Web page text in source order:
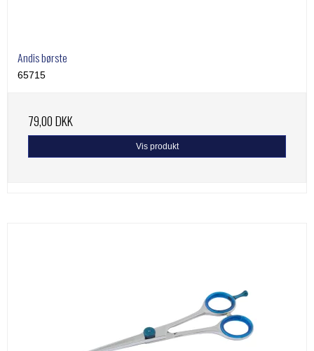
Andis børste
65715
79,00 DKK
Vis produkt